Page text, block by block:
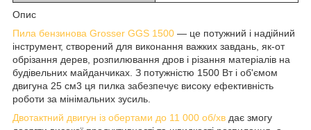
Опис
Пила бензинова Grosser GGS 1500 — це потужний і надійний
інструмент, створений для виконання важких завдань, як-от
обрізання дерев, розпилювання дров і різання матеріалів на
будівельних майданчиках. З потужністю 1500 Вт і об'ємом
двигуна 25 см3 ця пилка забезпечує високу ефективність
роботи за мінімальних зусиль.
Двотактний двигун із обертами до 11 000 об/хв дає змогу